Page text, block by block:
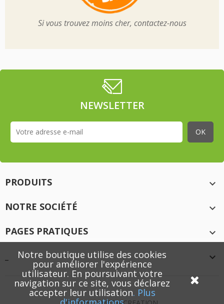
Si vous trouvez moins cher, contactez-nous
NEWSLETTER
PRODUITS

NOTRE SOCIÉTÉ

PAGES PRATIQUES


Notre boutique utilise des cookies
pour améliorer l'expérience
utilisateur. En poursuivant votre
navigation sur ce site, vous déclarez
accepter leur utilisation. Plus